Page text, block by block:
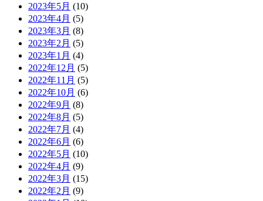
2023年5月 (10)
2023年4月 (5)
2023年3月 (8)
2023年2月 (5)
2023年1月 (4)
2022年12月 (5)
2022年11月 (5)
2022年10月 (6)
2022年9月 (8)
2022年8月 (5)
2022年7月 (4)
2022年6月 (6)
2022年5月 (10)
2022年4月 (9)
2022年3月 (15)
2022年2月 (9)